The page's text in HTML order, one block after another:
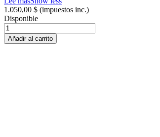
1.050,00 $ (impuestos inc.)
Disponible
Añadir al carrito